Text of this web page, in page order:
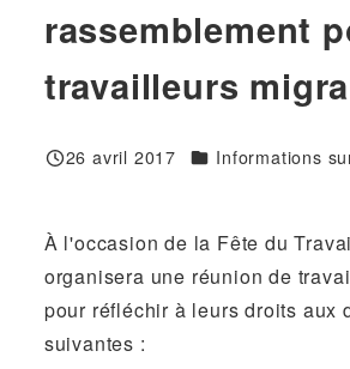
rassemblement
travailleurs
Publié
26 avril 2017 Catégories
Informations
À l'occasion de la Fête du
organisera une réunion de
pour réfléchir à leurs droits aux
suivantes :